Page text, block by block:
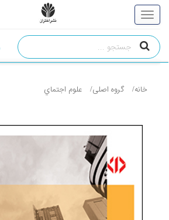
خانه گروه اصلی علوم اجتماي